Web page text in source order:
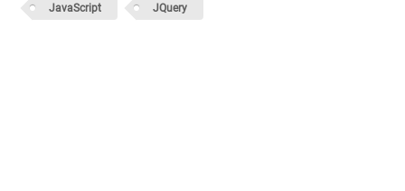
JavaScript JQuery